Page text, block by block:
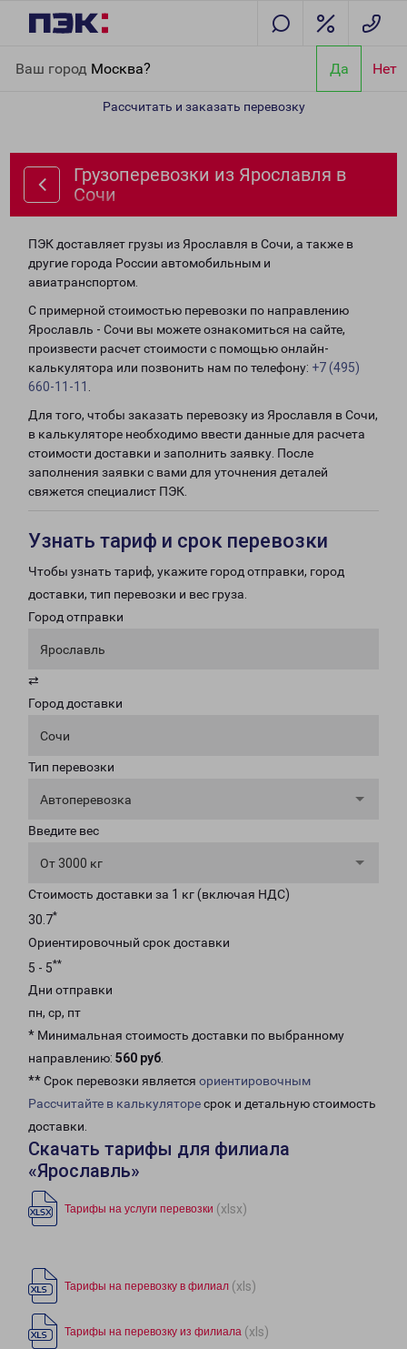
Ваш город Москва? Да Нет
Рассчитать и заказать перевозку
Грузоперевозки из Ярославля в
Сочи
ПЭК доставляет грузы из Ярославля в Сочи, а также в
другие города России автомобильным и
авиатранспортом.
С примерной стоимостью перевозки по направлению
Ярославль - Сочи вы можете ознакомиться на сайте,
произвести расчет стоимости с помощью онлайн-
калькулятора или позвонить нам по телефону: +7 (495)
660-11-11
Для того, чтобы заказать перевозку из Ярославля в Сочи,
в калькуляторе необходимо ввести данные для расчета
стоимости доставки и заполнить заявку. После
заполнения заявки с вами для уточнения деталей
свяжется специалист ПЭК.
Узнать тариф и срок перевозки
Чтобы узнать тариф, укажите город отправки, город
доставки, тип перевозки и вес груза.
Город отправки
Ярославль
⇄
Город доставки
Сочи
Тип перевозки
Автоперевозка
Введите вес
От 3000 кг
Стоимость доставки за 1 кг (включая НДС)
30.7*
Ориентировочный срок доставки
5 - 5**
Дни отправки
пн, ср, пт
* Минимальная стоимость доставки по выбранному
направлению: 560 руб.
** Срок перевозки является ориентировочным
Рассчитайте в калькуляторесрок и детальную стоимость
доставки.
Скачать тарифы для филиала
«Ярославль»
Тарифы на услуги перевозки (xlsx)
Тарифы на перевозку в филиал (xls)
Тарифы на перевозку из филиала (xls)